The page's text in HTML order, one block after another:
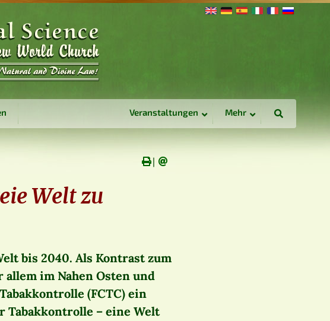
Veranstaltungen Mehr
∣
Welt zu
bis 2040. Als Kontrast zum
im Nahen Osten und
(FCTC) ein
Tabakkontrolle – eine Welt